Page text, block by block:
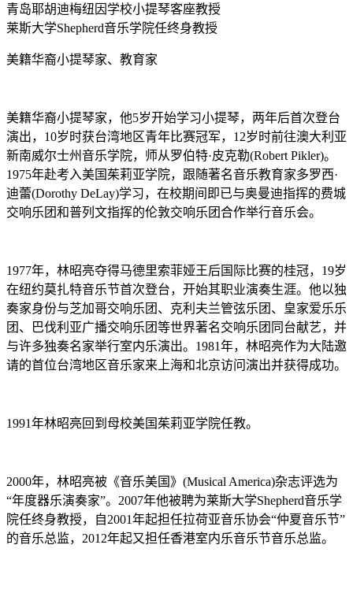
青岛耶胡迪梅纽因学校小提琴客座教授
莱斯大学Shepherd音乐学院任终身教授
美籍华裔小提琴家、教育家
美籍华裔小提琴家，他5岁开始学习小提琴，两年后首次登台
演出，10岁时获台湾地区青年比赛冠军，12岁时前往澳大利亚
新南威尔士州音乐学院，师从罗伯特·皮克勒(Robert Pikler)。
1975年赴考入美国茱莉亚学院，跟随著名音乐教育家多罗西·
迪蕾(Dorothy DeLay)学习，在校期间即已与奥曼迪指挥的费城
交响乐团和普列文指挥的伦敦交响乐团合作举行音乐会。
1977年，林昭亮夺得马德里索菲娅王后国际比赛的桂冠，19岁
在纽约莫扎特音乐节首次登台，开始其职业演奏生涯。他以独
奏家身份与芝加哥交响乐团、克利夫兰管弦乐团、皇家爱乐乐
团、巴伐利亚广播交响乐团等世界著名交响乐团同台献艺，并
与许多独奏名家举行室内乐演出。1981年，林昭亮作为大陆邀
请的首位台湾地区音乐家来上海和北京访问演出并获得成功。
1991年林昭亮回到母校美国茱莉亚学院任教。
2000年，林昭亮被《音乐美国》(Musical America)杂志评选为
“年度器乐演奏家”。2007年他被聘为莱斯大学Shepherd音乐学
院任终身教授，自2001年起担任拉荷亚音乐协会“仲夏音乐节”
的音乐总监，2012年起又担任香港室内乐音乐节音乐总监。